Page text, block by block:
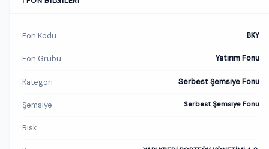
Fon Kodu BKY
Fon Grubu Yatırım Fonu
Kategori Serbest Şemsiye Fonu
Şemsiye Serbest Şemsiye Fonu
Risk